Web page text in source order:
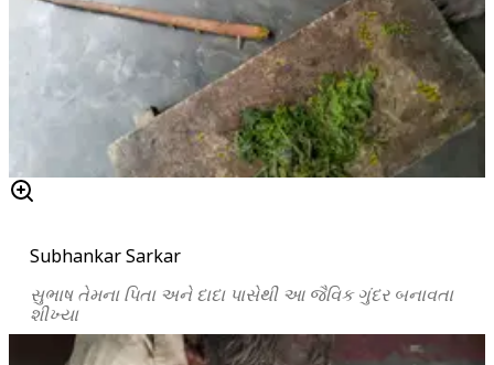
Subhankar Sarkar
સુભાષ તેમના પિતા અને દાદા પાસેથી આ જૈવિક ગુંદર બનાવતા
શીખ્યા